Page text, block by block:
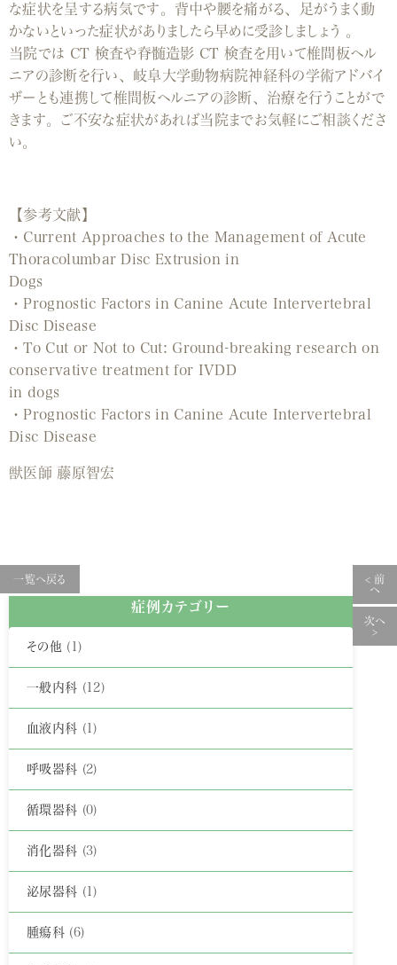
な症状を呈する病気です。背中や腰を痛がる、足がうまく動
かないといった症状がありましたら早めに受診しましょう 。
当院では CT 検査や脊髄造影 CT 検査を用いて椎間板ヘル
ニアの診断を行い、岐阜大学動物病院神経科の学術アドバイ
ザーとも連携して椎間板ヘルニアの診断、治療を行うことがで
きます。ご不安な症状があれば当院までお気軽にご相談くださ
い。
【参考文献】
・Current Approaches to the Management of Acute
Thoracolumbar Disc Extrusion in
Dogs
・Prognostic Factors in Canine Acute Intervertebral
Disc Disease
・To Cut or Not to Cut: Ground-breaking research on
conservative treatment for IVDD
in dogs
・Prognostic Factors in Canine Acute Intervertebral
Disc Disease
獣医師 藤原智宏
一覧へ戻る
< 前
へ
次へ
>
症例カテゴリー
その他 (1)
一般内科 (12)
血液内科 (1)
呼吸器科 (2)
循環器科 (0)
消化器科 (3)
泌尿器科 (1)
腫瘍科 (6)